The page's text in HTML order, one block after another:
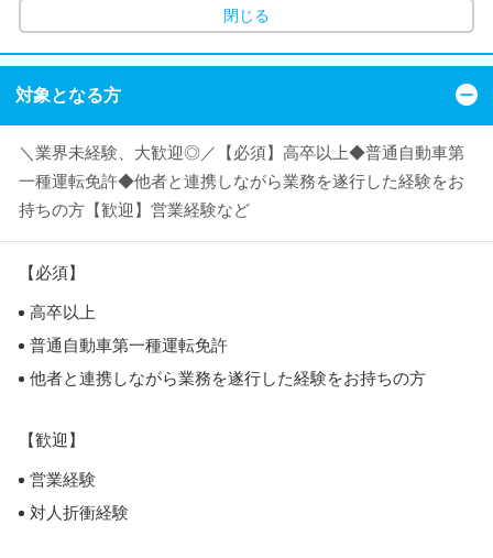
閉じる
対象となる方
＼業界未経験、大歓迎◎／【必須】高卒以上◆普通自動車第
一種運転免許◆他者と連携しながら業務を遂行した経験をお
持ちの方【歓迎】営業経験など
【必須】
高卒以上
普通自動車第一種運転免許
他者と連携しながら業務を遂行した経験をお持ちの方
【歓迎】
営業経験
対人折衝経験